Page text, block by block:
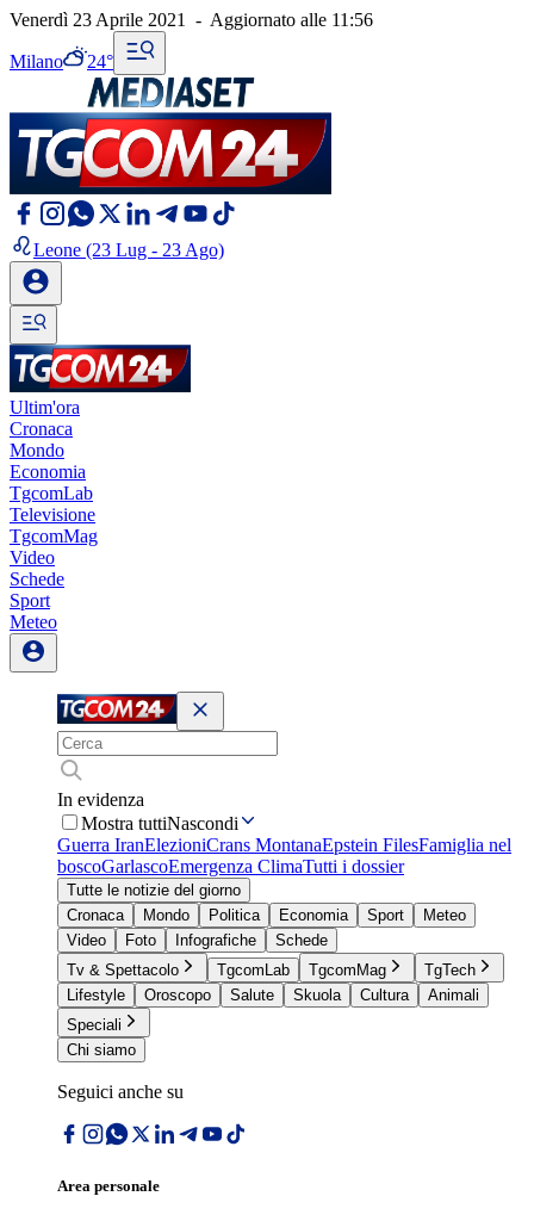
Venerdì 23 Aprile 2021 - Aggiornato alle 11:56
Milano 24°
Leone (23 Lug - 23 Ago)
Ultim'ora
Cronaca
Mondo
Economia
TgcomLab
Televisione
TgcomMag
Video
Schede
Sport
Meteo
In evidenza
Mostra tuttiNascondi
Guerra IranElezioniCrans MontanaEpstein FilesFamiglia nel
boscoGarlascoEmergenza ClimaTutti i dossier
Tutte le notizie del giorno
Cronaca
Mondo Politica Economia Sport
Meteo
Video
Foto Infografiche
Schede
Tv & Spettacolo
TgcomLab TgcomMag
TgTech
Lifestyle
Oroscopo Salute Skuola Cultura
Animali
Speciali
Chi siamo
Seguici anche su
Area personale